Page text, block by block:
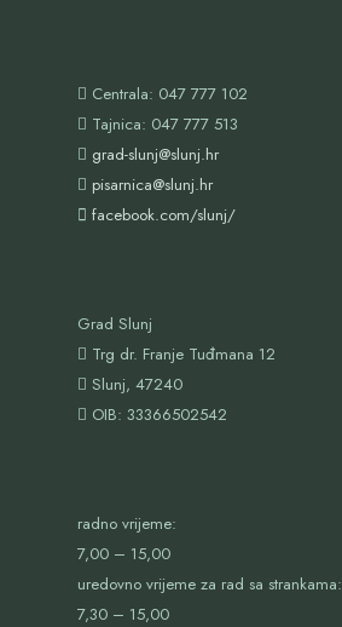
Centrala: 047 777 102
Tajnica: 047 777 513
grad-slunj@slunj.hr
pisarnica@slunj.hr
facebook.com/slunj/
Grad Slunj
Trg dr. Franje Tuđmana 12
Slunj, 47240
OIB: 33366502542
radno vrijeme:
7,00 – 15,00
uredovno vrijeme za rad sa strankama:
7,30 – 15,00